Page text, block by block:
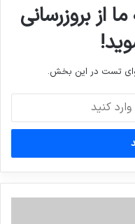
از بروزرسانی
تست در این بخش.